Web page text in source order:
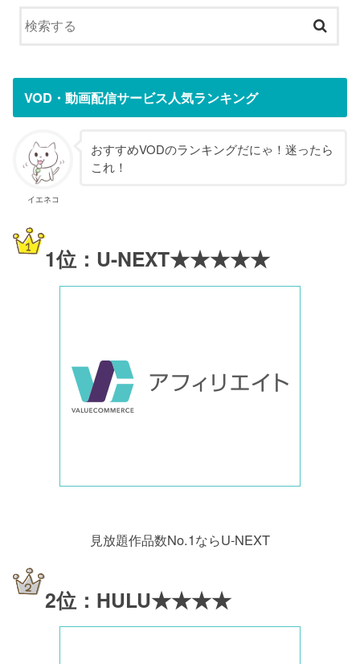
VOD・動画配信サービス人気ランキング
イエネコ
おすすめVODのランキングだにゃ！迷ったら
これ！
1位：U-NEXT★★★★★
見放題作品数No.1ならU-NEXT
2位：HULU★★★★